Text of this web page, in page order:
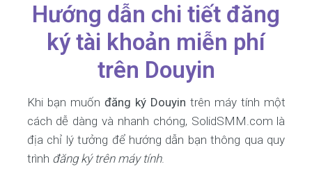
Hướng dẫn chi tiết đăng
ký tài khoản miễn phí
trên Douyin
Khi bạn muốn đăng ký Douyin trên máy tính một
cách dễ dàng và nhanh chóng, SolidSMM.com là
địa chỉ lý tưởng để hướng dẫn bạn thông qua quy
trình đăng ký trên máy tính.